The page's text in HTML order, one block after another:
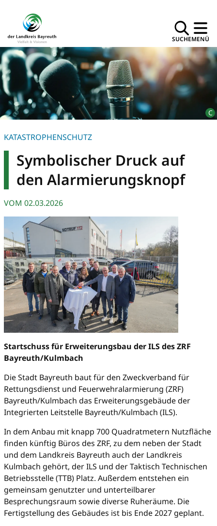
SUCHEMENÜ
KATASTROPHENSCHUTZ
Symbolischer Druck auf
den Alarmierungsknopf
VOM 02.03.2026
Startschuss für Erweiterungsbau der ILS des ZRF
Bayreuth/Kulmbach
Die Stadt Bayreuth baut für den Zweckverband für
Rettungsdienst und Feuerwehralarmierung (ZRF)
Bayreuth/Kulmbach das Erweiterungsgebäude der
Integrierten Leitstelle Bayreuth/Kulmbach (ILS).
In dem Anbau mit knapp 700 Quadratmetern Nutzfläche
finden künftig Büros des ZRF, zu dem neben der Stadt
und dem Landkreis Bayreuth auch der Landkreis
Kulmbach gehört, der ILS und der Taktisch Technischen
Betriebsstelle (TTB) Platz. Außerdem entstehen ein
gemeinsam genutzter und unterteilbarer
Besprechungsraum sowie diverse Ruheräume. Die
Fertigstellung des Gebäudes ist bis Ende 2027 geplant.